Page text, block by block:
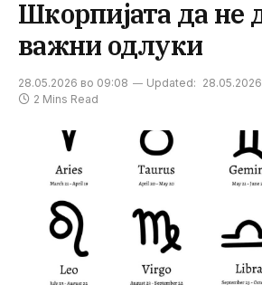
Шкорпијата да не
важни одлуки
28.05.2026 во 09:08 Updated:
2 Mins Read